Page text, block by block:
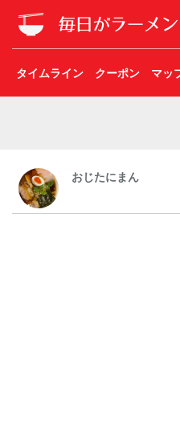
タイムライン クーポン マッ
おじたにまん